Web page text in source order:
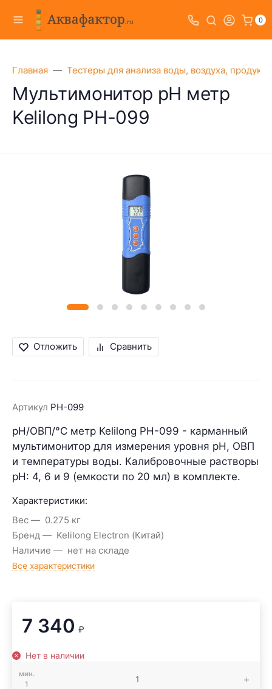
0
Главная Тестеры для анализа воды, воздуха,
Мультимонитор pH метр
Kelilong PH-099
Отложить Сравнить
Артикул PH-099
pH/ОВП/°C метр Kelilong PH-099 - карманный
мультимонитор для измерения уровня pH, ОВП
и температуры воды. Калибровочные растворы
pH: 4, 6 и 9 (емкости по 20 мл) в комплекте.
Характеристики:
Вес
0.275 кг
Бренд
Kelilong Electron (Китай)
Наличие
нет на складе
Все характеристики
7 340 ₽
Нет в наличии
мин.
1